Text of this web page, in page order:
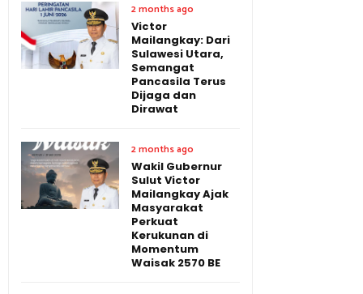
2 months ago
Victor
Mailangkay: Dari
Sulawesi Utara,
Semangat
Pancasila Terus
Dijaga dan
Dirawat
2 months ago
Wakil Gubernur
Sulut Victor
Mailangkay Ajak
Masyarakat
Perkuat
Kerukunan di
Momentum
Waisak 2570 BE